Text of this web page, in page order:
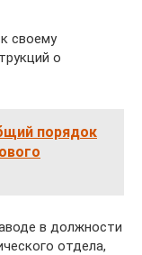
своему
о
порядок
в должности
отдела,